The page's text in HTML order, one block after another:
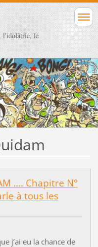
l'idolâtrie, le
.... Chapitre N°
à tous les
j’ai eu la chance de